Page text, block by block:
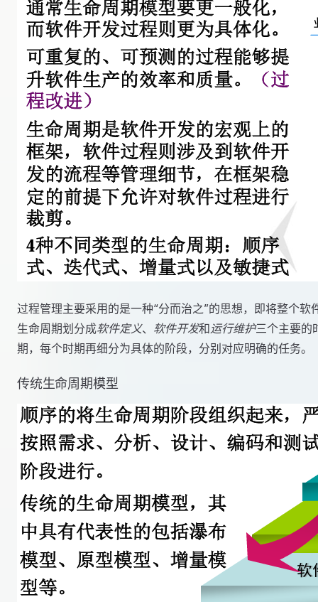
过程管理主要采用的是一种“分而治之”的思想，即将整个软
生命周期划分成软件定义、 软件开发和运行维护三个主要的
期，每个时期再细分为具体的阶段，分别对应明确的任务。
传统生命周期模型